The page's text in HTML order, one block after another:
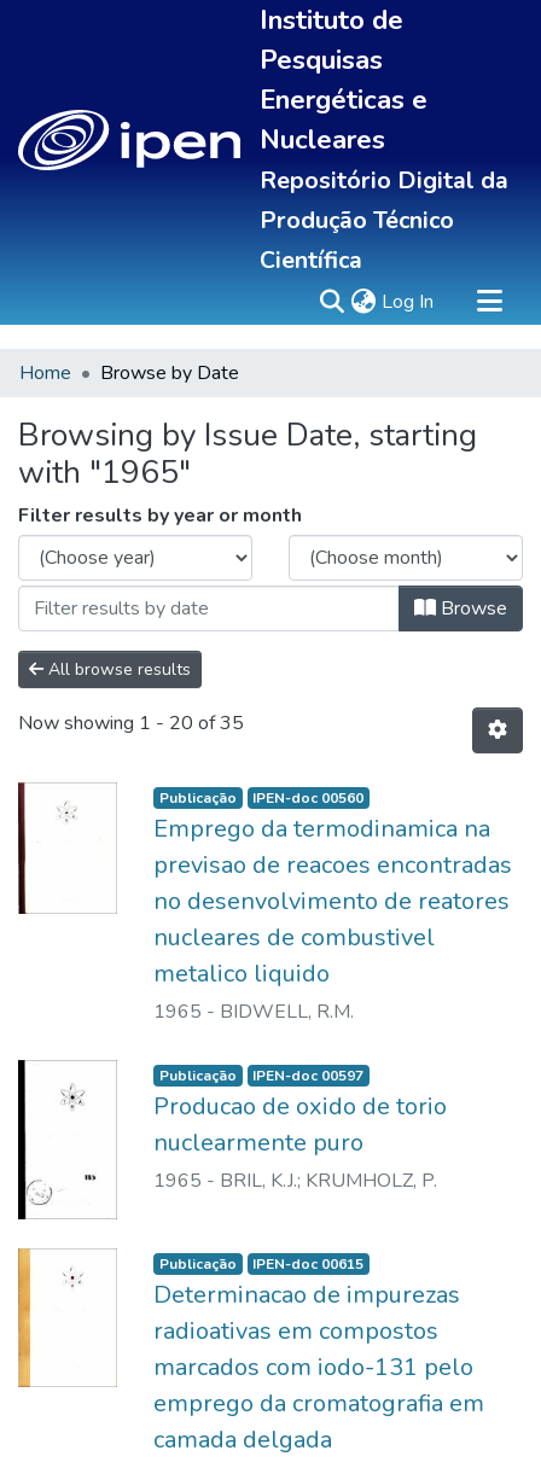
Instituto de
Pesquisas
Energéticas e
Nucleares
Repositório Digital da
Produção Técnico
Científica
Log In (current)
Sobre
Portal do pesquisador
Communities & Collections
All of DSpace
Statistics
Home Browse by Date
Browsing by Issue Date, starting
with "1965"
Filter results by year or month
Browse
All browse results
Now showing 1 - 20 of 35
Publicação IPEN-doc 00560
Emprego da termodinamica na
previsao de reacoes encontradas
no desenvolvimento de reatores
nucleares de combustivel
metalico liquido
1965 - BIDWELL, R.M.
Publicação IPEN-doc 00597
Producao de oxido de torio
nuclearmente puro
1965 - BRIL, K.J.; KRUMHOLZ, P.
Publicação IPEN-doc 00615
Determinacao de impurezas
radioativas em compostos
marcados com iodo-131 pelo
emprego da cromatografia em
camada delgada